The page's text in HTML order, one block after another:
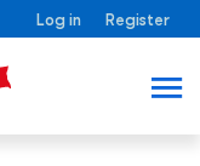
Log in Register